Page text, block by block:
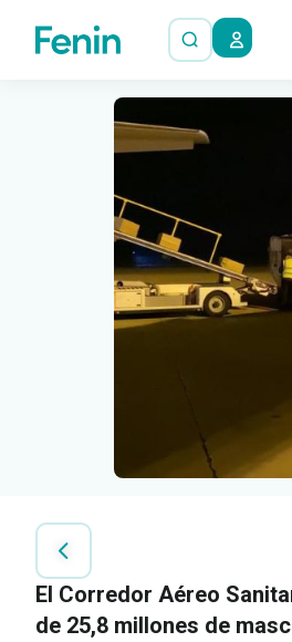
El Corredor Aéreo
de 25,8 millones de